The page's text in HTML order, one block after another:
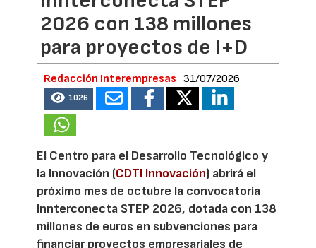
2026 con 138 millones
para proyectos de I+D
Redacción Interempresas 31/07/2026
1026
El Centro para el Desarrollo Tecnológico y
la Innovación (CDTI Innovación) abrirá el
próximo mes de octubre la convocatoria
Innterconecta STEP 2026, dotada con 138
millones de euros en subvenciones para
financiar proyectos empresariales de